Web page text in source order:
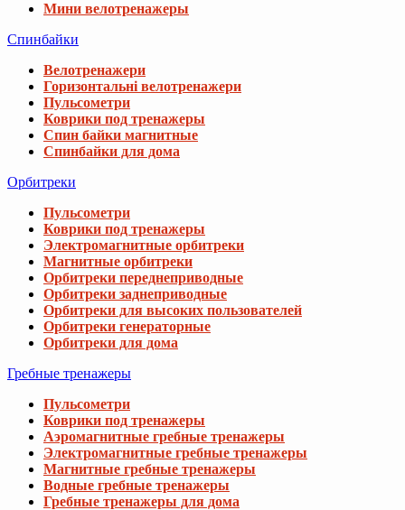
Мини велотренажеры
Спинбайки
Велотренажери
Горизонтальні велотренажери
Пульсометри
Коврики под тренажеры
Спин байки магнитные
Спинбайки для дома
Орбитреки
Пульсометри
Коврики под тренажеры
Электромагнитные орбитреки
Магнитные орбитреки
Орбитреки переднеприводные
Орбитреки заднеприводные
Орбитреки для высоких пользователей
Орбитреки генераторные
Орбитреки для дома
Гребные тренажеры
Пульсометри
Коврики под тренажеры
Аэромагнитные гребные тренажеры
Электромагнитные гребные тренажеры
Магнитные гребные тренажеры
Водные гребные тренажеры
Гребные тренажеры для дома